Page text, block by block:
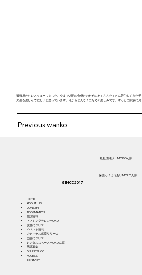
繁殖屋からレスキューしました。今まで人間の金儲けのためにたくさんたくさん苦労してきた
犬生を楽しんで欲しいと思っています。今からどんな子になるか楽しみです。ずっとの家族に見
Previous wanko
​一般社団法人 MOKOん家
HOME
ABOUT US
CONSEPT
INFORMATION
施設情報
ママミングサロンMOKO
譲渡について
イベント情報
メディセル筋膜リリース
支援について
​レ ンタルスペースMOKOん家
​里親募集
ONLINESHOP
ACCESS
CONTACT
SINCE 2017
​保護っ子ふれあいMOKOん家